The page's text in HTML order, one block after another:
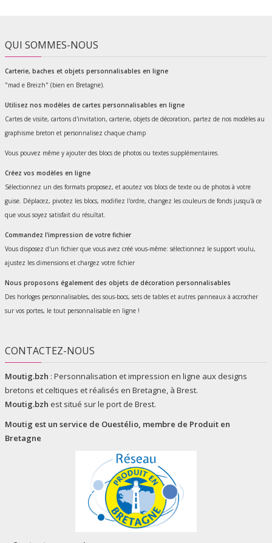
QUI SOMMES-NOUS
Carterie, baches et objets personnalisables en ligne
"mad e Breizh" (bien en Bretagne).
Utilisez nos modèles de cartes personnalisables en ligne
Cartes de visite, cartons d'invitation, carterie, objets de décoration, partez de nos modèles au
graphisme breton et personnalisez chaque champ
Vous pouvez même y ajouter des blocs de photos ou textes supplémentaires.
Créez vos modèles en ligne
Sélectionnez un des formats proposez, et aoutez vos blocs de texte ou de photos à votre
guise. Déplacez, pivotez les blocs, modifiez l'ordre, changez les couleurs de fonds jusqu'à ce
que vous soyez satisfait du résultat.
Commandez l'impression de votre fichier
Vous disposez d'un fichier que vous avez créé vous-même: sélectionnez le support voulu,
ajustez les dimensions et chargez votre fichier
Nous proposons également des objets de décoration personnalisables
Des horloges personnalisables, des sous-bocs, sets de tables et autres panneaux à accrocher
sur vos portes, le tout personnalisable en ligne !
CONTACTEZ-NOUS
Moutig.bzh : Personnalisation et impression en ligne aux designs
bretons et celtiques et réalisés en Bretagne, à Brest.
Moutig.bzh est situé sur le port de Brest.
Moutig est un service de Ouestélio, membre de Produit en
Bretagne